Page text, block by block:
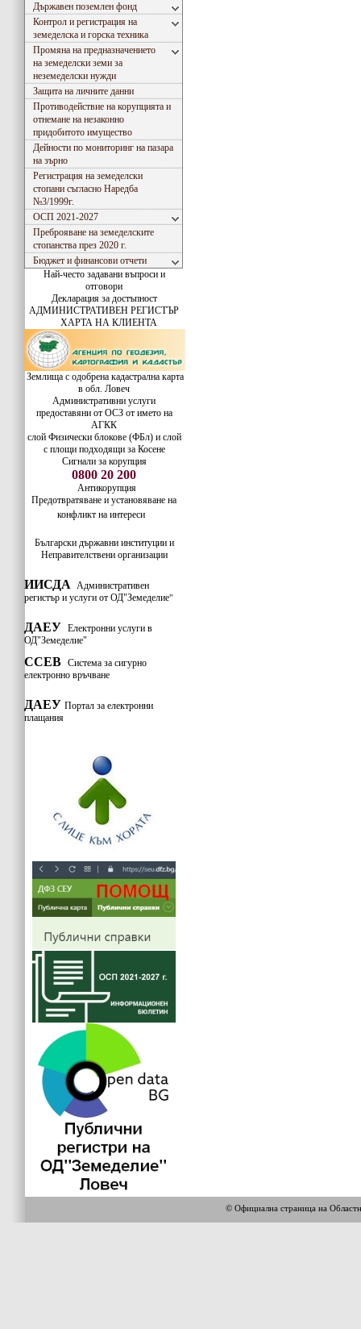
Държавен поземлен фонд
Контрол и регистрация на
земеделска и горска техника
Промяна на предназначението
на земеделски земи за
неземеделски нужди
Защита на личните данни
Противодействие на корупцията и
отнемане на незаконно
придобитото имущество
Дейности по мониторинг на пазара
на зърно
Регистрация на земеделски
стопани съгласно Наредба
№3/1999г.
ОСП 2021-2027
Преброяване на земеделските
стопанства през 2020 г.
Бюджет и финансови отчети
Най-често задавани въпроси и
отговори
Декларация за достъпност
АДМИНИСТРАТИВЕН РЕГИСТЪР
ХАРТА НА КЛИЕНТА
Землища с одобрена кадастрална карта
в обл. Ловеч
Административни услуги
предоставяни от ОСЗ от името на
АГКК
слой Физически блокове (ФБл) и слой
с площи подходящи за Косене
Сигнали за корупция
0800 20 200
Антикорупция
Предотвратяване и установяване на
конфликт на интереси
Български държавни институции и
Неправителствени организации
ИИСДА Административен
регистър и услуги от ОД"Земеделие"
ДАЕУ Електронни услуги в
ОД"Земеделие"
ССЕВ Система за сигурно
електронно връчване
ДАЕУ Портал за електронни
плащания
© Официална страница на